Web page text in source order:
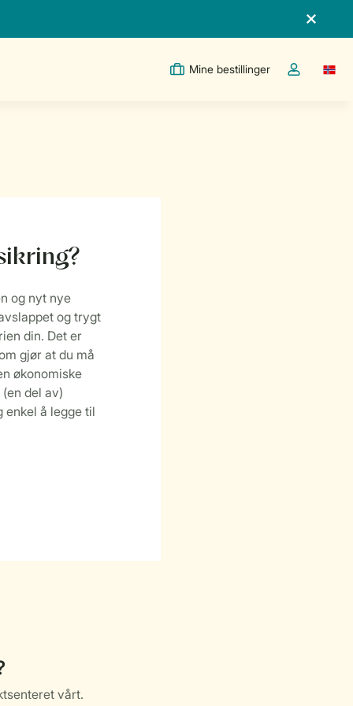
Mine bestillinger
Toggle the